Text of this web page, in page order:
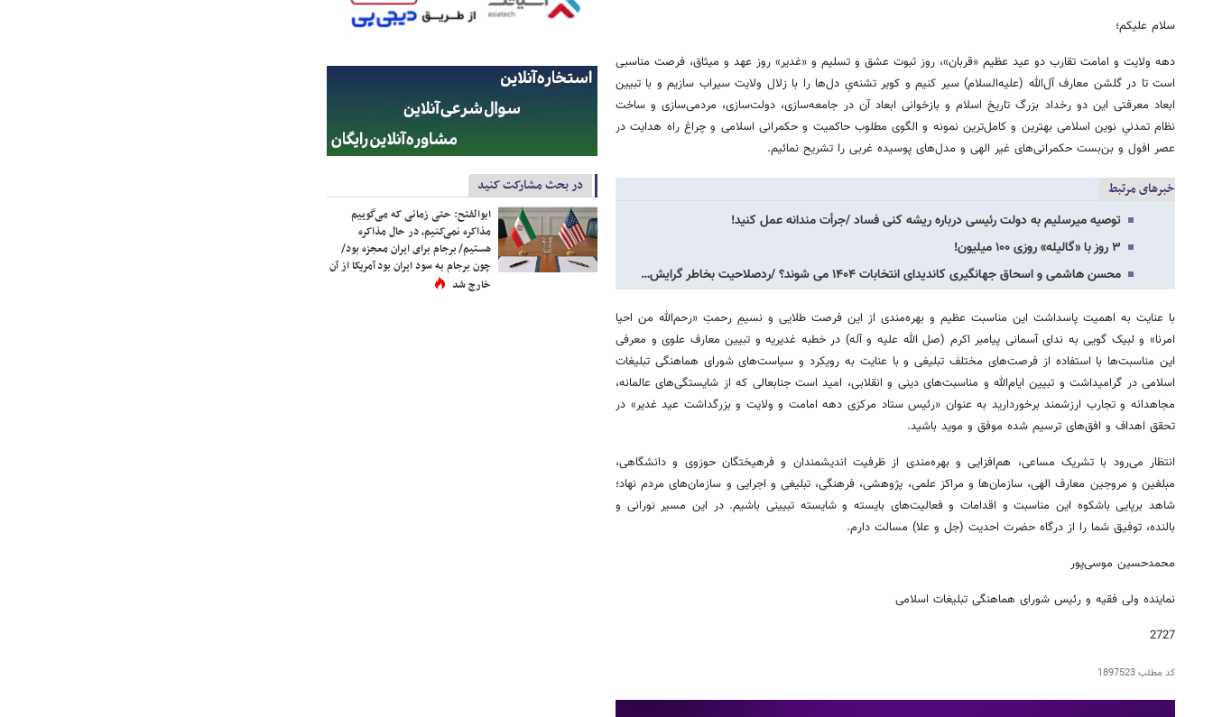
سلام علیکم؛
دهه ولایت و امامت تقارب دو عید عظیم «قربان»، روز ثبوت عشق و تسلیم و «غدیر» روز عهد و میثاق، فرصت مناسبی
است تا در گلشن معارف آل‌الله (علیه‌السلام) سیر کنیم و کویر تشنه‌یِ دل‌ها را با زلال ولایت سیراب سازیم و با تبیین
ابعاد معرفتی این دو رخداد بزرگ تاریخ اسلام و بازخوانی ابعاد آن در جامعه‌سازی، دولت‌سازی، مردمی‌سازی و ساخت
نظام تمدنیِ نوین اسلامی بهترین و کامل‌ترین نمونه و الگوی مطلوب حاکمیت و حکمرانی اسلامی و چراغ راه هدایت در
عصر افول و بن‌بست حکمرانی‌های غیر الهی و مدل‌های پوسیده غربی را تشریح نمائیم.
خبرهای مرتبط
توصیه میرسلیم به دولت رئیسی درباره ریشه کنی فساد /جرأت مندانه عمل کنید!
۳ روز با «گالیله» روزی ۱۰۰ میلیون!
محسن هاشمی و اسحاق جهانگیری کاندیدای انتخابات ۱۴۰۴ می شوند؟ /ردصلاحیت بخاطر گرایش…
با عنایت به اهمیت پاسداشت این مناسبت عظیم و بهره‌مندی از این فرصت طلایی و نسیمِ رحمتِ «رحم‌الله من احیا
امرنا» و لبیک گویی به ندای آسمانی پیامبر اکرم (صل الله علیه و آله) در خطبه غدیریه و تبیین معارف علوی و معرفی
این مناسبت‌ها با استفاده از فرصت‌های مختلف تبلیغی و با عنایت به رویکرد و سیاست‌های شورای هماهنگی تبلیغات
اسلامی در گرامیداشت و تبیین ایام‌الله و مناسبت‌های دینی و انقلابی، امید است جنابعالی که از شایستگی‌های عالمانه،
مجاهدانه و تجارب ارزشمند برخوردارید به عنوان «رئیس ستاد مرکزی دهه امامت و ولایت و بزرگداشت عید غدیر» در
تحقق اهداف و افق‌های ترسیم شده موفق و موید باشید.
انتظار می‌رود با تشریک مساعی، هم‌افزایی و بهره‌مندی از ظرفیت اندیشمندان و فرهیختگان حوزوی و دانشگاهی،
مبلغین و مروجین معارف الهی، سازمان‌ها و مراکز علمی، پژوهشی، فرهنگی، تبلیغی و اجرایی و سازمان‌های مردم نهاد؛
شاهد برپایی باشکوه این مناسبت و اقدامات و فعالیت‌های بایسته و شایسته تبیینی باشیم. در این مسیر نورانی و
بالنده، توفیق شما را از درگاه حضرت احدیت (جل و علا) مسالت دارم.
محمدحسین موسی‌پور
نماینده ولی فقیه و رئیس شورای هماهنگی تبلیغات اسلامی
2727
کد مطلب1897523
در بحث مشارکت کنید
ابوالفتح: حتی زمانی که می‌گوییم
مذاکره نمی‌کنیم، در حال مذاکره
هستیم/ برجام برای ایران معجزه بود/
چون برجام به سود ایران بود آمریکا از آن
خارج شد